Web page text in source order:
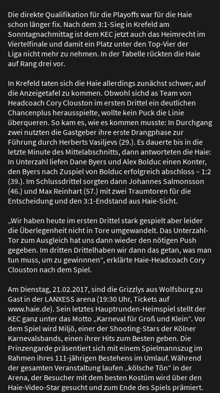
Die direkte Qualifikation für die Playoffs war für die Haie
schon länger fix. Nach dem 3:1-Sieg in Krefeld am
Sonntagnachmittag ist dem KEC jetzt auch das Heimrecht im
Viertelfinale und damit ein Platz unter den Top-Vier der
Liga nicht mehr zu nehmen. In der Tabelle rückten die Haie
auf Rang drei vor.
In Krefeld taten sich die Haie allerdings zunächst schwer, auf
die Anzeigetafel zu kommen. Obwohl sichd as Team von
Headcoach Cory Clouston im ersten Drittel ein deutlichen
Chancenplus herausspielte, wollte kein Puck die Linie
überqueren. So kam es, wie es kommen musste: In Durchgang
zwei nutzten die Gastgeber ihre erste Drangphase zur
Führung durch Herberts Vasiljevs (29.). Es dauerte bis in die
letzte Minute des Mittelabschnitts, dann antworteten die Haie:
In Unterzahl liefen Dane Byers und Alex Bolduc einen Konter,
den Byers nach Zuspiel von Bolduc erfolgreich abschloss – 1:2
(39.). Im Schlussdrittel sorgten dann Johannes Salmonsson
(46.) und Max Reinhart (57.) mit zwei Traumtoren für die
Entscheidung und den 3:1-Endstand aus Haie-Sicht.
„Wir haben heute im ersten Drittel stark gespielt aber leider
die Überlegenheit nicht in Tore umgewandelt. Das Unterzahl-
Tor zum Ausgleich hat uns dann wieder den nötigen Push
gegeben. Im dritten Drittelhaben wir dann das getan, was man
tun muss, um zu gewinnnen“, erklärte Haie-Headcoach Cory
Clouston nach dem Spiel.
Am Dienstag, 21.02.2017, sind die Grizzlys aus Wolfsburg zu
Gast in der LANXESS arena (19:30 Uhr, Tickets auf
www.haie.de). Sein letztes Hauptrunden-Heimspiel stellt der
KEC ganz unter das Motto „Karneval für Groß und Klein“. Vor
dem Spiel wird Miljö, einer der Shooting-Stars der Kölner
Karnevalsbands, einen ihrer Hits zum Besten geben. Die
Prinzengarde präsentiert sich mit einem Spielmannszug im
Rahmen ihres 111-jährigen Bestehens im Umlauf. Während
der gesamten Veranstaltung laufen „kölsche Tön“ in der
Arena, der Besucher mit dem besten Kostüm wird über den
Haie-Video-Star gesucht und zum Ende des Spiels prämiert.